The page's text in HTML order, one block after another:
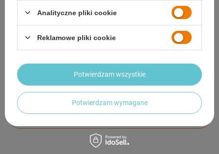
GWARANCJA
OPINIE (0)
Potrzebujesz pomocy? Masz pytania?
Zadaj pytanie a my odpowiemy niezwłocznie,
najciekawsze pytania i odpowiedzi publikując
Analityczne pliki cookie
Reklamowe pliki cookie
Potwierdzam wymagane
Potwierdzam wszystkie